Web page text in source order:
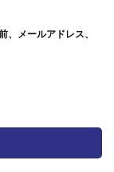
メールアドレス、